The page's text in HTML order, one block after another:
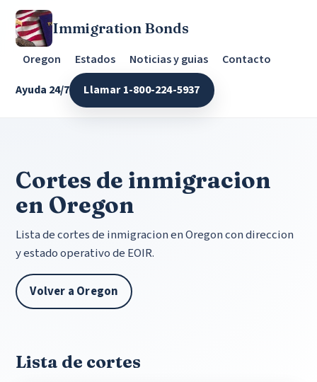
Immigration Bonds
Oregon Estados Noticias y guias
Contacto
Ayuda 24/7
Llamar 1-800-224-5937
Cortes de inmigracion
en Oregon
Lista de cortes de inmigracion en Oregon con direccion
y estado operativo de EOIR.
Volver a Oregon
Lista de cortes